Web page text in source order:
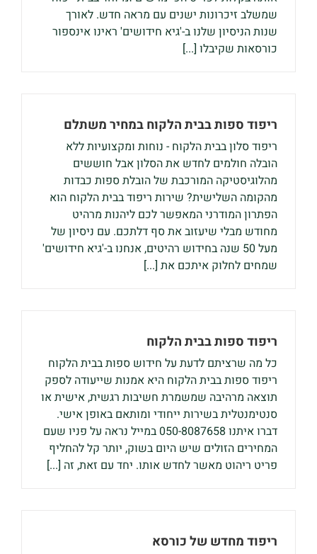
שמשלב זיכרונות ישנים עם מראה חדש. לאורך
שנות הניסיון שלנו ב-'גיא חידושים' ראינו אינספור
כורסאות שקיבלו [...]
ריפוד ספות בבית הלקוח במחיר משתלם
ריפוד סלון בבית הלקוח - נוחות ומקצועיות ללא
הובלה חולמים לחדש את הסלון אבל חוששים
מהלוגיסטיקה המורכבת של הובלת ספות כבדות
מהקומה השלישית? שירות ריפוד בבית הלקוח הוא
הפתרון המודרני המאפשר לכם ליהנות מרהיט
מחודש מבלי שיעזוב את סף דלתכם. עם ניסיון של
מעל 50 שנה בחידוש רהיטים, אנחנו ב-'גיא חידושים'
שמחים לחלוק איתכם את [...]
ריפוד ספות בבית הלקוח
כל מה שרציתם לדעת על חידוש ספות בבית הלקוח
ריפוד ספות בבית הלקוח היא אמנות שייעודה לספק
תוצאה מרהיבה שמשמרת חשיבות רגשית, אישית או
סנטימנטלית בשירות ייחודי ומותאם באופן אישי.
דברו איתנו 050-8087658 במייל נראה על פניו שעם
המחירים הזולים שיש היום בשוק, יותר קל להחליף
פריט ריהוט מאשר לחדש אותו. יחד עם זאת, זה [...]
ריפוד מחדש של כורסא